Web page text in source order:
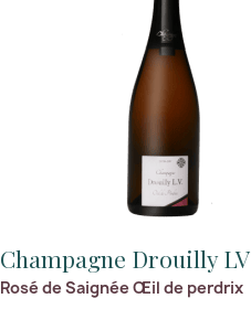
Champagne Drouilly LV
Rosé de Saignée Œil de perdrix